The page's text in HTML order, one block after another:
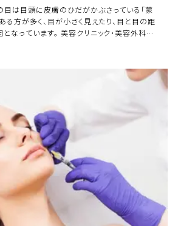
は目頭に皮膚のひだがかぶさっている「蒙
る方が多く、目が小さく見えたり、目と目の距
なっています。 美容クリニック・美容外科で